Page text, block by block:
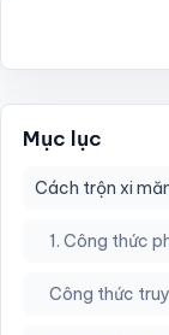
Mục lục
Cách trộn xi
1. Công thức
Công thức